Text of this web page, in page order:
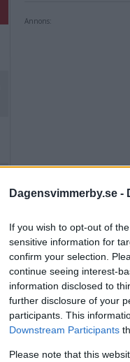
Dagensvimmerby.se -
If you wish to opt-out of
sensitive information for
confirm your selection.
continue seeing interest-
information disclosed to
further disclosure of your
participants. This
Downstream Participants
Please note that this
Annons:
SÅ BLIR
NYHETER 25